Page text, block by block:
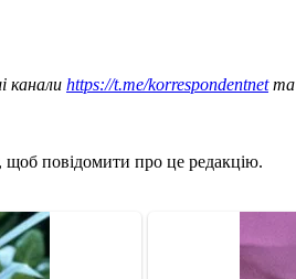
канали https://t.me/korrespondentnetта
щоб повідомити про це редакцію.